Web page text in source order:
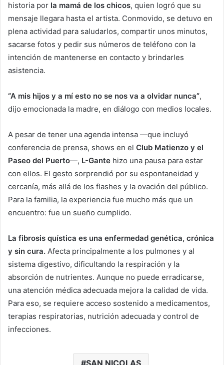
historia por la mamá de los chicos, quien logró que su
mensaje llegara hasta el artista. Conmovido, se detuvo en
plena actividad para saludarlos, compartir unos minutos,
sacarse fotos y pedir sus números de teléfono con la
intención de mantenerse en contacto y brindarles
asistencia.
“A mis hijos y a mí esto no se nos va a olvidar nunca”,
dijo emocionada la madre, en diálogo con medios locales.
A pesar de tener una agenda intensa —que incluyó
conferencia de prensa, shows en el Club Matienzo y el
Paseo del Puerto—, L-Gante hizo una pausa para estar
con ellos. El gesto sorprendió por su espontaneidad y
cercanía, más allá de los flashes y la ovación del público.
Para la familia, la experiencia fue mucho más que un
encuentro: fue un sueño cumplido.
La fibrosis quística es una enfermedad genética, crónica
y sin cura. Afecta principalmente a los pulmones y al
sistema digestivo, dificultando la respiración y la
absorción de nutrientes. Aunque no puede erradicarse,
una atención médica adecuada mejora la calidad de vida.
Para eso, se requiere acceso sostenido a medicamentos,
terapias respiratorias, nutrición adecuada y control de
infecciones.